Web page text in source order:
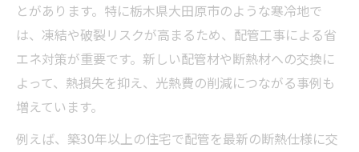
とがあります。特に栃木県大田原市のような寒冷地で
は、凍結や破裂リスクが高まるため、配管工事による省
エネ対策が重要です。新しい配管材や断熱材への交換に
よって、熱損失を抑え、光熱費の削減につながる事例も
増えています。
例えば、築30年以上の住宅で配管を最新の断熱仕様に交